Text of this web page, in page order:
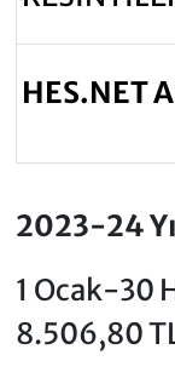
HES.NET
2023-24
1 Ocak-30
8.506,80